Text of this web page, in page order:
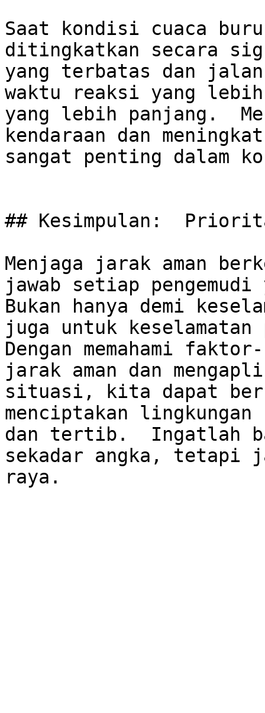
Saat kondisi cuaca
ditingkatkan secara
yang terbatas dan
waktu reaksi yang lebih
yang lebih panjang.
kendaraan dan
sangat penting dalam
## Kesimpulan:
Menjaga jarak aman
jawab setiap
Bukan hanya demi
juga untuk
Dengan memahami
jarak aman dan
situasi, kita dapat
menciptakan
dan tertib.  Ingatlah
sekadar angka, tetapi